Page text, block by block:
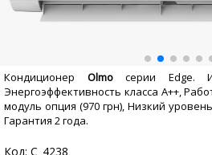
Кондиционер Olmoсерии Edge.
Энергоэффективность класса А++,
модуль опция (970 грн), Низкий
Гарантия 2 года.
Код: C_4238